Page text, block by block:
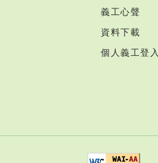
義工心聲
資料下載
個人義工登入